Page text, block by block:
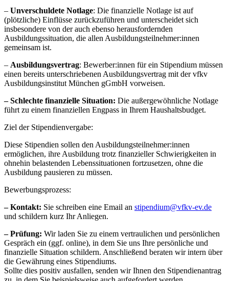
– Unverschuldete Notlage: Die finanzielle Notlage ist auf
(plötzliche) Einflüsse zurückzuführen und unterscheidet sich
insbesondere von der auch ebenso herausfordernden
Ausbildungssituation, die allen Ausbildungsteilnehmer:innen
gemeinsam ist.
– Ausbildungsvertrag: Bewerber:innen für ein Stipendium müssen
einen bereits unterschriebenen Ausbildungsvertrag mit der vfkv
Ausbildungsinstitut München gGmbH vorweisen.
– Schlechte finanzielle Situation: Die außergewöhnliche Notlage
führt zu einem finanziellen Engpass in Ihrem Haushaltsbudget.
Ziel der Stipendienvergabe:
Diese Stipendien sollen den Ausbildungsteilnehmer:innen
ermöglichen, ihre Ausbildung trotz finanzieller Schwierigkeiten in
ohnehin belastenden Lebenssituationen fortzusetzen, ohne die
Ausbildung pausieren zu müssen.
Bewerbungsprozess:
– Kontakt: Sie schreiben eine Email an stipendium@vfkv-ev.de
und schildern kurz Ihr Anliegen.
– Prüfung: Wir laden Sie zu einem vertraulichen und persönlichen
Gespräch ein (ggf. online), in dem Sie uns Ihre persönliche und
finanzielle Situation schildern. Anschließend beraten wir intern über
die Gewährung eines Stipendiums.
Sollte dies positiv ausfallen, senden wir Ihnen den Stipendienantrag